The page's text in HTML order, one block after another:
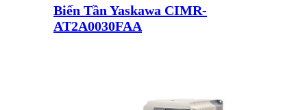
Biến Tần Yaskawa CIMR-
AT2A0030FAA